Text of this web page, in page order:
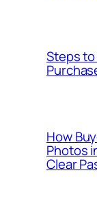
Steps
How
Photos
Clear